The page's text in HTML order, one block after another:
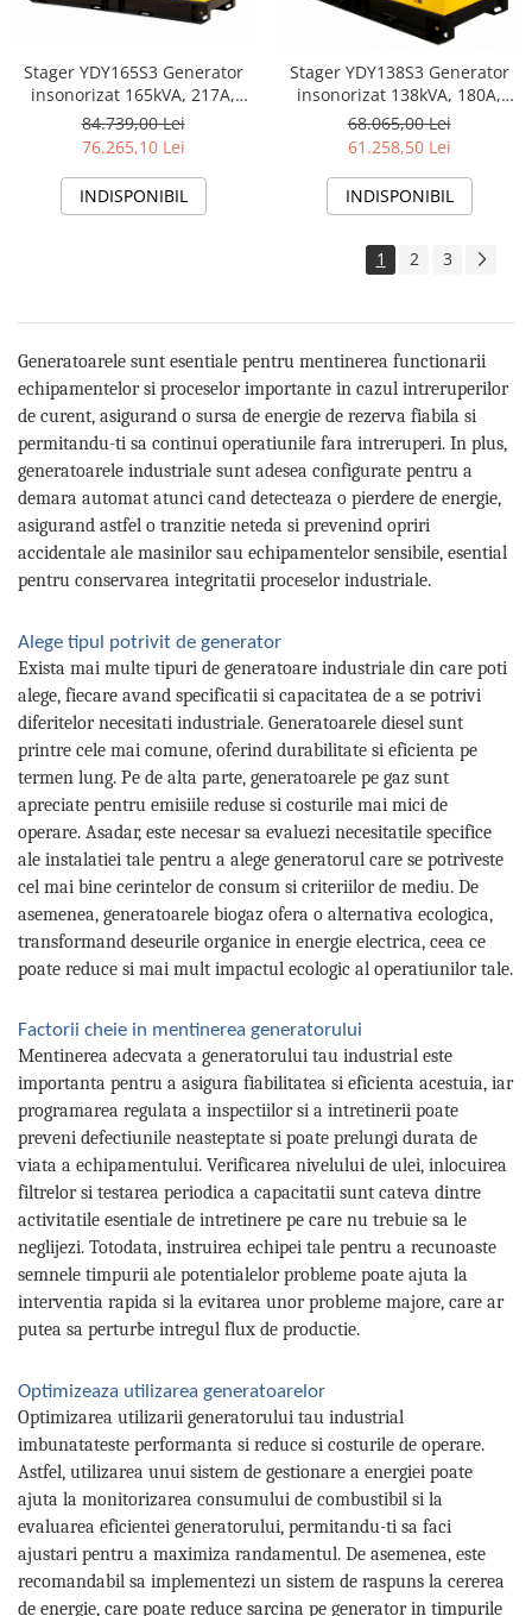
Stager YDY165S3 Generator
insonorizat 165kVA, 217A,
1500rpm, trifazat, diesel
84.739,00 Lei
76.265,10 Lei
INDISPONIBIL
Stager YDY138S3 Generator
insonorizat 138kVA, 180A,
1500rpm, trifazat, diesel
68.065,00 Lei
61.258,50 Lei
INDISPONIBIL
1 2 3
Generatoarele sunt esentiale pentru mentinerea functionarii
echipamentelor si proceselor importante in cazul intreruperilor
de curent, asigurand o sursa de energie de rezerva fiabila si
permitandu-ti sa continui operatiunile fara intreruperi. In plus,
generatoarele industriale sunt adesea configurate pentru a
demara automat atunci cand detecteaza o pierdere de energie,
asigurand astfel o tranzitie neteda si prevenind opriri
accidentale ale masinilor sau echipamentelor sensibile, esential
pentru conservarea integritatii proceselor industriale.
Alege tipul potrivit de generator
Exista mai multe tipuri de generatoare industriale din care poti
alege, fiecare avand specificatii si capacitatea de a se potrivi
diferitelor necesitati industriale. Generatoarele diesel sunt
printre cele mai comune, oferind durabilitate si eficienta pe
termen lung. Pe de alta parte, generatoarele pe gaz sunt
apreciate pentru emisiile reduse si costurile mai mici de
operare. Asadar, este necesar sa evaluezi necesitatile specifice
ale instalatiei tale pentru a alege generatorul care se potriveste
cel mai bine cerintelor de consum si criteriilor de mediu. De
asemenea, generatoarele biogaz ofera o alternativa ecologica,
transformand deseurile organice in energie electrica, ceea ce
poate reduce si mai mult impactul ecologic al operatiunilor tale.
Factorii cheie in mentinerea generatorului
Mentinerea adecvata a generatorului tau industrial este
importanta pentru a asigura fiabilitatea si eficienta acestuia, iar
programarea regulata a inspectiilor si a intretinerii poate
preveni defectiunile neasteptate si poate prelungi durata de
viata a echipamentului. Verificarea nivelului de ulei, inlocuirea
filtrelor si testarea periodica a capacitatii sunt cateva dintre
activitatile esentiale de intretinere pe care nu trebuie sa le
neglijezi. Totodata, instruirea echipei tale pentru a recunoaste
semnele timpurii ale potentialelor probleme poate ajuta la
interventia rapida si la evitarea unor probleme majore, care ar
putea sa perturbe intregul flux de productie.
Optimizeaza utilizarea generatoarelor
Optimizarea utilizarii generatorului tau industrial
imbunatateste performanta si reduce si costurile de operare.
Astfel, utilizarea unui sistem de gestionare a energiei poate
ajuta la monitorizarea consumului de combustibil si la
evaluarea eficientei generatorului, permitandu-ti sa faci
ajustari pentru a maximiza randamentul. De asemenea, este
recomandabil sa implementezi un sistem de raspuns la cererea
de energie, care poate reduce sarcina pe generator in timpurile